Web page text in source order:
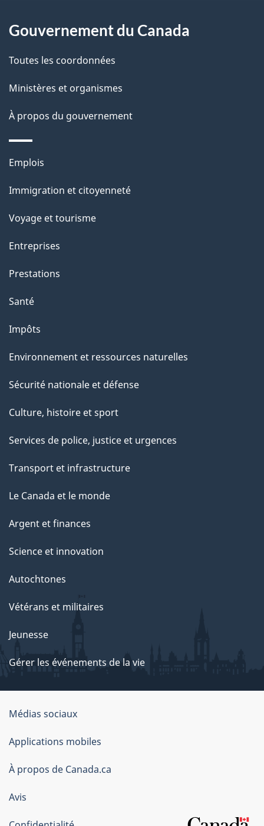
o
c
u
m
e
n
t
«
m
i
t
é
p
e
r
m
a
n
t
d
e
s
o
p
é
r
a
a
p
a
g
e
Gouvernement du Canada
Toutes les coordonnées
Ministères et organismes
À propos du gouvernement
Thèmes
sujets
Emplois
Immigration et citoyenneté
Voyage et tourisme
Entreprises
Prestations
Santé
Impôts
Environnement et ressources naturelles
Sécurité nationale et défense
Culture, histoire et sport
Services de police, justice et urgences
Transport et infrastructure
Le Canada et le monde
Argent et finances
Science et innovation
Autochtones
Vétérans et militaires
Jeunesse
Gérer les événements de la vie
Organisation
du
gouvernement
du
Canada
Médias sociaux
Applications mobiles
À propos de Canada.ca
Avis